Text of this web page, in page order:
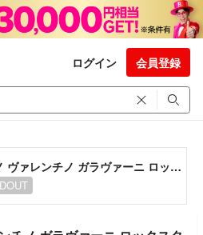
ログイン 会員登録
ヴァレンティノ ヴァレンチノ ガラヴァーニ ロックスタッズ ウィスピー ミュール